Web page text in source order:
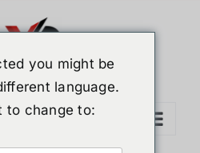
you might be
language.
to change to: